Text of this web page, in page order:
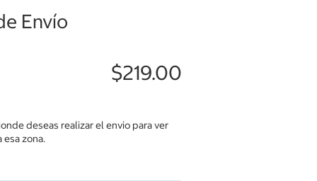
Envío
$219.00
deseas realizar el envio para ver
zona.